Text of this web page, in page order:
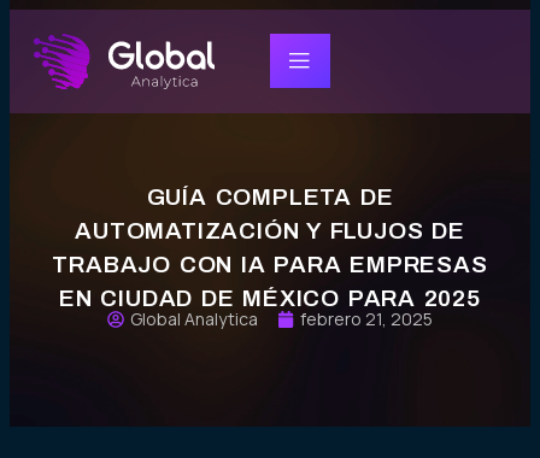
GUÍA COMPLETA DE
AUTOMATIZACIÓN Y FLUJOS DE
TRABAJO CON IA PARA EMPRESAS
EN CIUDAD DE MÉXICO PARA 2025
Global Analytica febrero 21, 2025